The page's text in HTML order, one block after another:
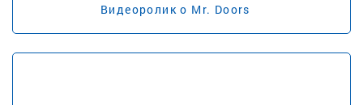
Видеоролик о Mr. Doors